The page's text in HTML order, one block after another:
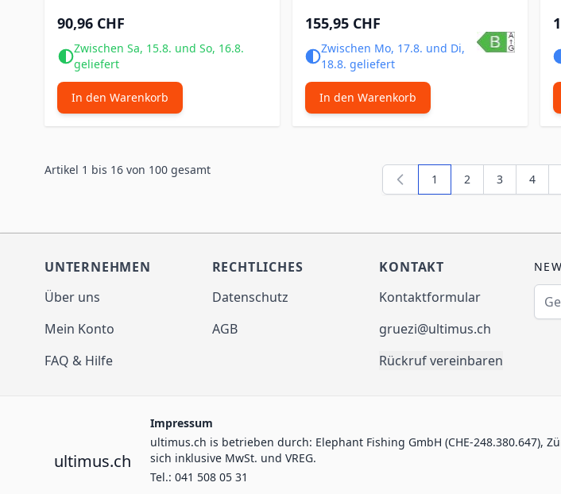
90,96 CHF
Zwischen Sa, 15.8. und So, 16.8.
geliefert
In den Warenkorb
155,95 CHF
Zwischen Mo, 17.8. und Di,
18.8. geliefert
In den Warenkorb
Artikel 1 bis 16 von 100 gesamt
Sie lesen gerade die
1 Seite
2 Seite
3 Seite
4
UNTERNEHMEN
Über uns
Mein Konto
FAQ & Hilfe
RECHTLICHES
Datenschutz
AGB
KONTAKT
Kontaktformular
gruezi@ultimus.ch
Rückruf vereinbaren
E-
ultimus.ch
Impressum
ultimus.ch is betrieben durch: Elephant Fishing GmbH (CHE-248.380.647),
sich inklusive MwSt. und VREG.
Tel.: 041 508 05 31